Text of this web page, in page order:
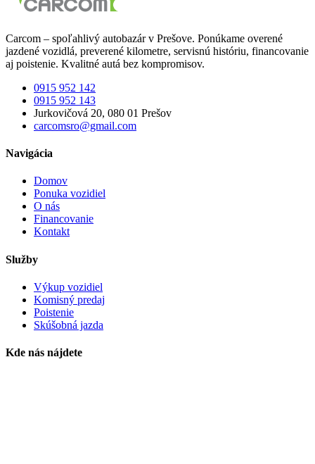
Carcom – spoľahlivý autobazár v Prešove. Ponúkame overené
jazdené vozidlá, preverené kilometre, servisnú históriu, financovanie
aj poistenie. Kvalitné autá bez kompromisov.
0915 952 142
0915 952 143
Jurkovičová 20, 080 01 Prešov
carcomsro@gmail.com
Navigácia
Domov
Ponuka vozidiel
O nás
Financovanie
Kontakt
Služby
Výkup vozidiel
Komisný predaj
Poistenie
Skúšobná jazda
Kde nás nájdete